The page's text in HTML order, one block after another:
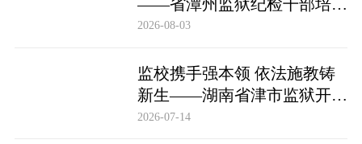
——省潭州监狱纪检干部培训
实现全覆盖
2026-08-03
监校携手强本领 依法施教铸
新生——湖南省津市监狱开展
基层警察教育改造专项技能培
2026-07-14